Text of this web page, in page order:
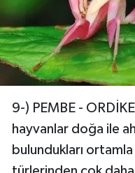
9-) PEMBE -
hayvanlar doğa ile
bulundukları